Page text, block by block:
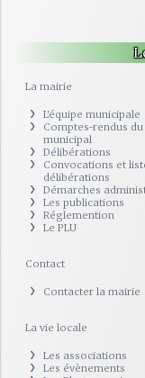
La mairie
L'équipe municipale
Comptes-rendus
municipal
Délibérations
Convocations et
délibérations
Démarches
Les publications
Réglemention
Le PLU
Contact
Contacter la mairie
La vie locale
Les associations
Les évènements